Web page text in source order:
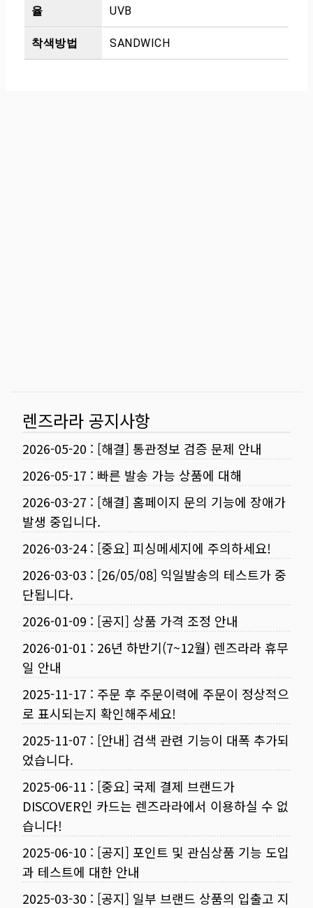
율
UVB
착색방법 SANDWICH
렌즈라라 공지사항
2026-05-20 : [해결] 통관정보 검증 문제 안내
2026-05-17 : 빠른 발송 가능 상품에 대해
2026-03-27 : [해결] 홈페이지 문의 기능에 장애가
발생 중입니다.
2026-03-24: [중요] 피싱메세지에 주의하세요!
2026-03-03 : [26/05/08] 익일발송의 테스트가 중
단됩니다.
2026-01-09 : [공지] 상품 가격 조정 안내
2026-01-01 : 26년 하반기(7~12월) 렌즈라라 휴무
일 안내
2025-11-17 : 주문 후 주문이력에 주문이 정상적으
로 표시되는지 확인해주세요!
2025-11-07 : [안내] 검색 관련 기능이 대폭 추가되
었습니다.
2025-06-11 : [중요] 국제 결제 브랜드가
DISCOVER인 카드는 렌즈라라에서 이용하실 수 없
습니다!
2025-06-10 : [공지] 포인트 및 관심상품 기능 도입
과 테스트에 대한 안내
2025-03-30 : [공지] 일부 브랜드 상품의 입출고 지